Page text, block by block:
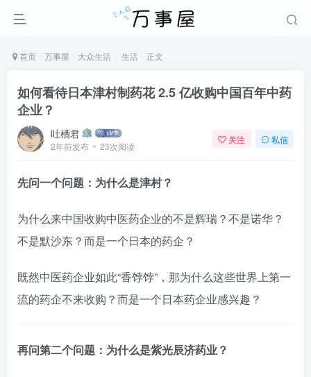
首页 万事屋 大众生活 生活 正文
如何看待日本津村制药花 2.5 亿收购中国百年中药
企业？
吐槽君
2年前发布 23次阅读
关注 私信
先问一个问题：为什么是津村？
为什么来中国收购中医药企业的不是辉瑞？不是诺华？
不是默沙东？而是一个日本的药企？
既然中医药企业如此“香饽饽”，那为什么这些世界上第一
流的药企不来收购？而是一个日本药企业感兴趣？
再问第二个问题：为什么是紫光辰济药业？